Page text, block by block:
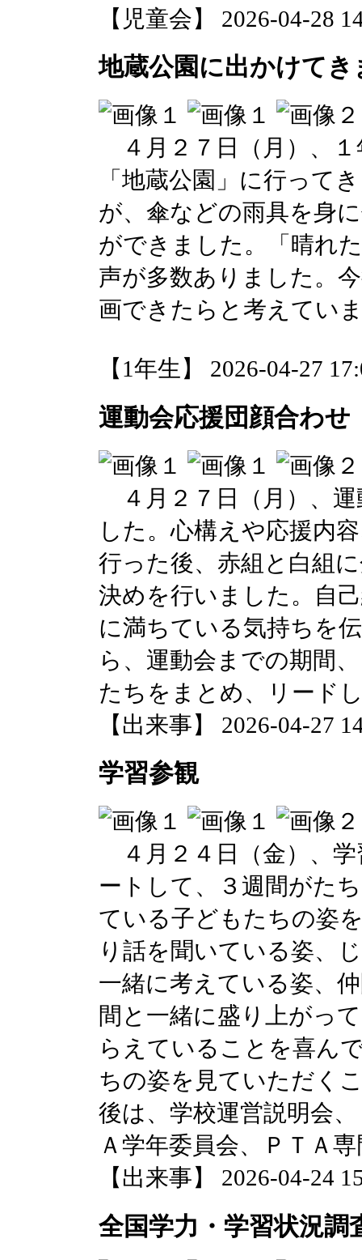
【児童会】 2026-04-28
地蔵公園に出かけて
４月２７日（月）、１
「地蔵公園」に行って
が、傘などの雨具を身
ができました。「晴れ
声が多数ありました。
画できたらと考えてい
【1年生】 2026-04-27
運動会応援団顔合わせ
４月２７日（月）、
した。心構えや応援内
行った後、赤組と白組
決めを行いました。自
に満ちている気持ちを
ら、運動会までの期間
たちをまとめ、リード
【出来事】 2026-04-27
学習参観
４月２４日（金）、
ートして、３週間がた
ている子どもたちの姿
り話を聞いている姿、
一緒に考えている姿、
間と一緒に盛り上がっ
らえていることを喜ん
ちの姿を見ていただく
後は、学校運営説明会
Ａ学年委員会、ＰＴＡ
【出来事】 2026-04-24
全国学力・学習状況調